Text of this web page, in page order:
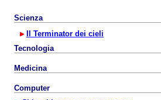
Scienza
Il Terminator dei cieli
Tecnologia
Medicina
Computer